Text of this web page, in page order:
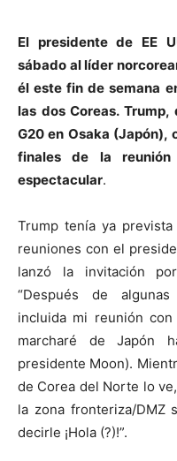
El presidente de EE
sábado al líder
él este fin de semana
las dos Coreas.
G20 en Osaka (Japón),
finales de la
espectacular.
Trump tenía ya
reuniones con el
lanzó la invitación
“Después de
incluida mi reunión
marcharé de Japón
presidente Moon).
de Corea del Norte lo
la zona fronteriza/DMZ
decirle ¡Hola (?)!”.